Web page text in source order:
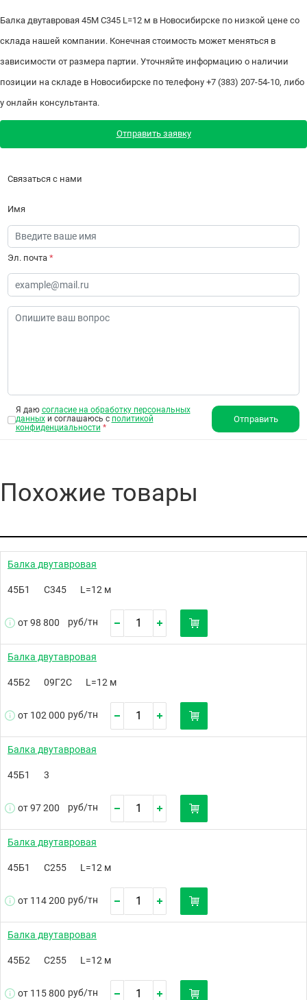
Балка двутавровая 45М С345 L=12 м в Новосибирске по низкой цене со
склада нашей компании. Конечная стоимость может меняться в
зависимости от размера партии. Уточняйте информацию о наличии
позиции на складе в Новосибирске по телефону +7 (383) 207-54-10, либо
у онлайн консультанта.
Отправить заявку
Связаться с нами
Имя
Эл. почта *
Я даю согласие на обработку персональных
данныхи соглашаюсь с политикой
конфиденциальности *
Отправить
Похожие товары
Балка двутавровая
45Б1 С345 L=12 м
от 98 800 руб/тн
Балка двутавровая
45Б2 09Г2С L=12 м
от 102 000 руб/тн
Балка двутавровая
45Б1 3
от 97 200 руб/тн
Балка двутавровая
45Б1 С255 L=12 м
от 114 200 руб/тн
Балка двутавровая
45Б2 С255 L=12 м
от 115 800 руб/тн